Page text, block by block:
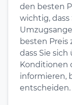
den besten
wichtig, dass
besten Preis
dass Sie
Konditionen
informieren,
entscheiden.